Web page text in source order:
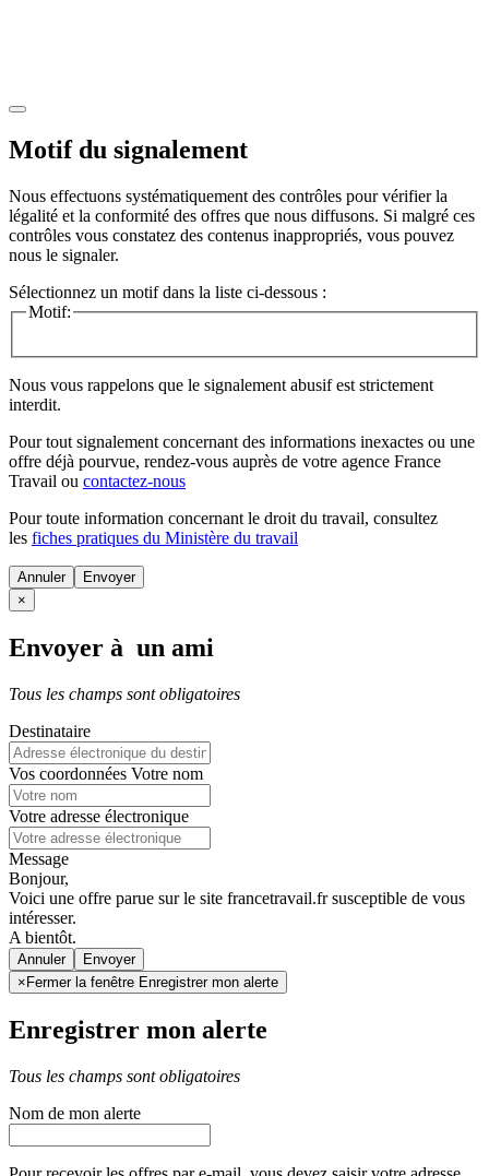
Motif du signalement
Nous effectuons systématiquement des contrôles pour vérifier la
légalité et la conformité des offres que nous diffusons. Si malgré ces
contrôles vous constatez des contenus inappropriés, vous pouvez
nous le signaler.
Sélectionnez un motif dans la liste ci-dessous :
Motif:
Nous vous rappelons que le signalement abusif est strictement
interdit.
Pour tout signalement concernant des informations inexactes ou une
offre déjà pourvue, rendez-vous auprès de votre agence France
Travail ou contactez-nous
Pour toute information concernant le droit du travail, consultez
les fiches pratiques du Ministère du travail
Annuler
×
Envoyer à un ami
Tous les champs sont obligatoires
Destinataire
Vos coordonnées Votre nom
Votre adresse électronique
Message
Bonjour,
Voici une offre parue sur le site francetravail.fr susceptible de vous
intéresser.
A bientôt.
Annuler
× Fermer la fenêtre Enregistrer mon alerte
Enregistrer mon alerte
Tous les champs sont obligatoires
Nom de mon alerte